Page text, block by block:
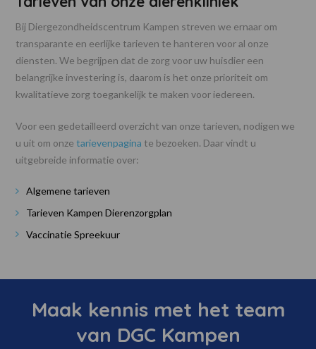
Bij Diergezondheidscentrum Kampen streven we ernaar om
transparante en eerlijke tarieven te hanteren voor al onze
diensten. We begrijpen dat de zorg voor uw huisdier een
belangrijke investering is, daarom is het onze prioriteit om
kwalitatieve zorg toegankelijk te maken voor iedereen.
Voor een gedetailleerd overzicht van onze tarieven, nodigen we
u uit om onzetarievenpagina te bezoeken. Daar vindt u
uitgebreide informatie over:
Algemene tarieven
Tarieven Kampen Dierenzorgplan
Vaccinatie Spreekuur
Maak kennis met het team
van DGC Kampen